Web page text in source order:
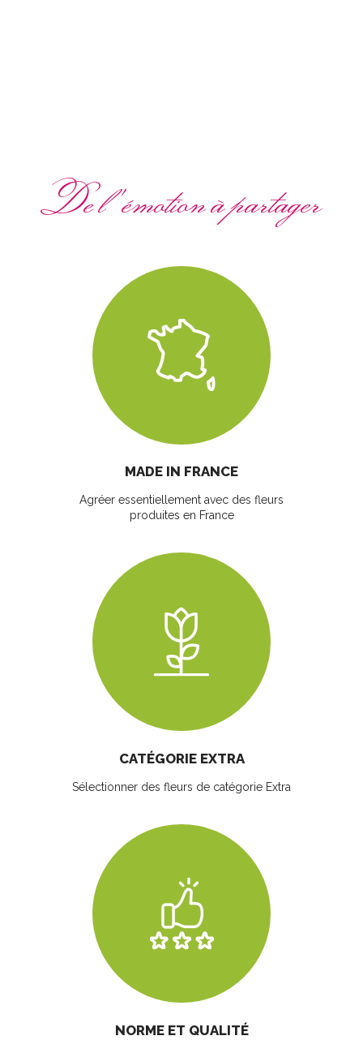
De l'émotion à partager
MADE IN FRANCE
Agréer essentiellement avec des fleurs
produites en France
CATÉGORIE EXTRA
Sélectionner des fleurs de catégorie Extra
NORME ET QUALITÉ